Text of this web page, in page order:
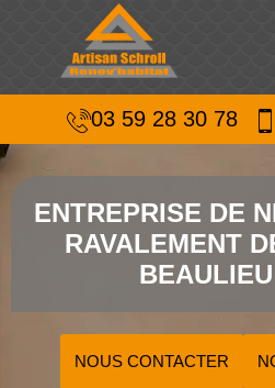
03 59 28 30 78
ENTREPRISE DE
RAVALEMENT
NOUS CONTACTER